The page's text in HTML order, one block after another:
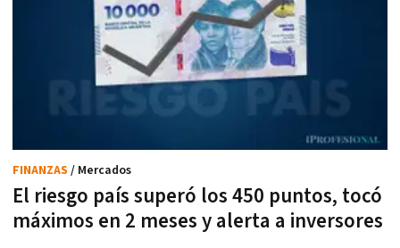
El riesgo país superó los 450 puntos, tocó
máximos en 2 meses y alerta a inversores
FINANZAS / Mercados